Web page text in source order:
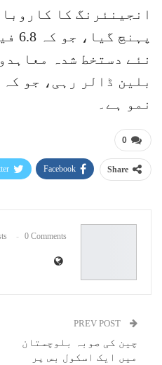
نمو ہے۔
0
Share
Facebook
0 Comments
چین کی صوبہ بلوچستان
میں ایک اسکول بس پر